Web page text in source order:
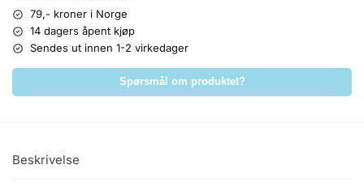
79,- kroner i Norge
14 dagers åpent kjøp
Sendes ut innen 1-2 virkedager
Spørsmål om produktet?
Beskrivelse